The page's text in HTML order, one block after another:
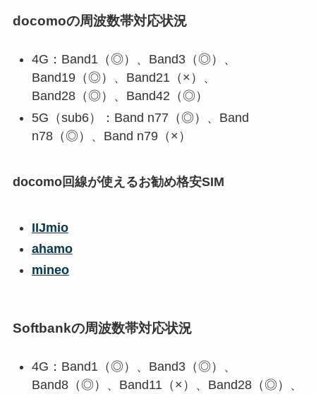
docomoの周波数帯対応状況
4G：Band1（◎）、Band3（◎）、
Band19（◎）、Band21（×）、
Band28（◎）、Band42（◎）
5G（sub6）：Band n77（◎）、Band
n78（◎）、Band n79（×）
docomo回線が使えるお勧め格安SIM
IIJmio
ahamo
mineo
Softbankの周波数帯対応状況
4G：Band1（◎）、Band3（◎）、
Band8（◎）、Band11（×）、Band28（◎）、